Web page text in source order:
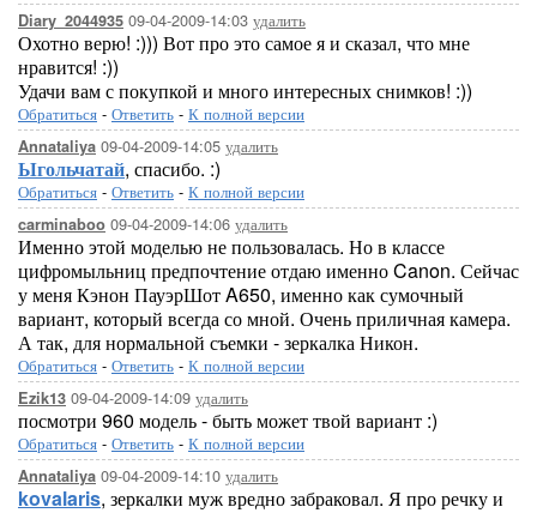
Diary_2044935 09-04-2009-14:03 удалить
Охотно верю! :))) Вот про это самое я и сказал, что мне
нравится! :))
Удачи вам с покупкой и много интересных снимков! :))
Обратиться - Ответить - К полной версии
Annataliya 09-04-2009-14:05 удалить
Ыгольчатай, спасибо. :)
Обратиться - Ответить - К полной версии
carminaboo 09-04-2009-14:06 удалить
Именно этой моделью не пользовалась. Но в классе
цифромыльниц предпочтение отдаю именно Canon. Сейчас
у меня Кэнон ПауэрШот A650, именно как сумочный
вариант, который всегда со мной. Очень приличная камера.
А так, для нормальной съемки - зеркалка Никон.
Обратиться - Ответить - К полной версии
Ezik13 09-04-2009-14:09 удалить
посмотри 960 модель - быть может твой вариант :)
Обратиться - Ответить - К полной версии
Annataliya 09-04-2009-14:10 удалить
kovalaris, зеркалки муж вредно забраковал. Я про речку и